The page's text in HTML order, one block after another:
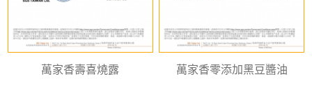
萬家香壽喜燒露 萬家香零添加黑豆醬油